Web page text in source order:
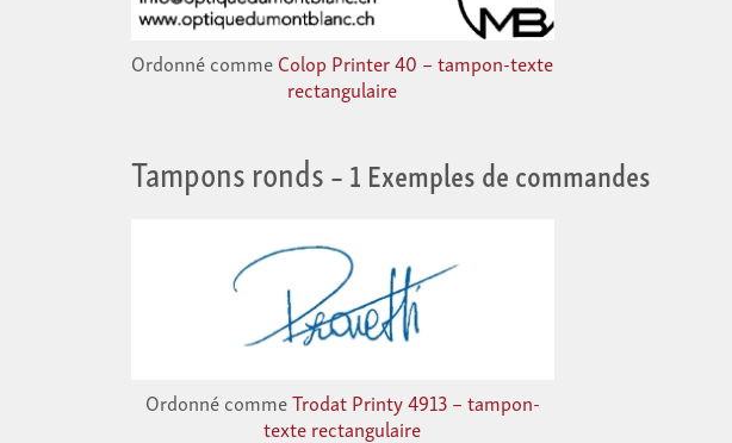
Ordonné commeColop Printer 40 – tampon-texte
rectangulaire
Tampons ronds– 1 Exemples de commandes
Ordonné commeTrodat Printy 4913 – tampon-
texte rectangulaire